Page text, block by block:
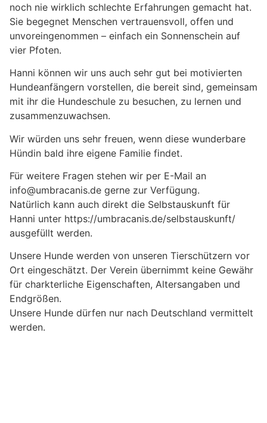
noch nie wirklich schlechte Erfahrungen gemacht hat.
Sie begegnet Menschen vertrauensvoll, offen und
unvoreingenommen – einfach ein Sonnenschein auf
vier Pfoten.
Hanni können wir uns auch sehr gut bei motivierten
Hundeanfängern vorstellen, die bereit sind, gemeinsam
mit ihr die Hundeschule zu besuchen, zu lernen und
zusammenzuwachsen.
Wir würden uns sehr freuen, wenn diese wunderbare
Hündin bald ihre eigene Familie findet.
Für weitere Fragen stehen wir per E-Mail an
info@umbracanis.de gerne zur Verfügung.
Natürlich kann auch direkt die Selbstauskunft für
Hanni unter https://umbracanis.de/selbstauskunft/
ausgefüllt werden.
Unsere Hunde werden von unseren Tierschützern vor
Ort eingeschätzt. Der Verein übernimmt keine Gewähr
für charkterliche Eigenschaften, Altersangaben und
Endgrößen.
Unsere Hunde dürfen nur nach Deutschland vermittelt
werden.